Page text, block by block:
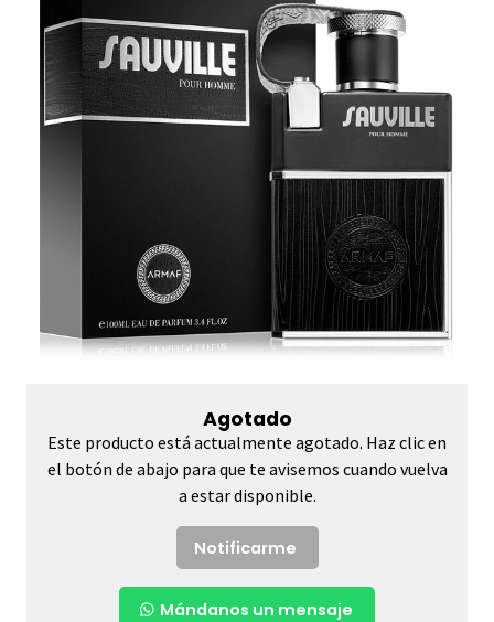
Agotado
Este producto está actualmente agotado. Haz clic en
el botón de abajo para que te avisemos cuando vuelva
a estar disponible.
Notificarme
Mándanos un mensaje